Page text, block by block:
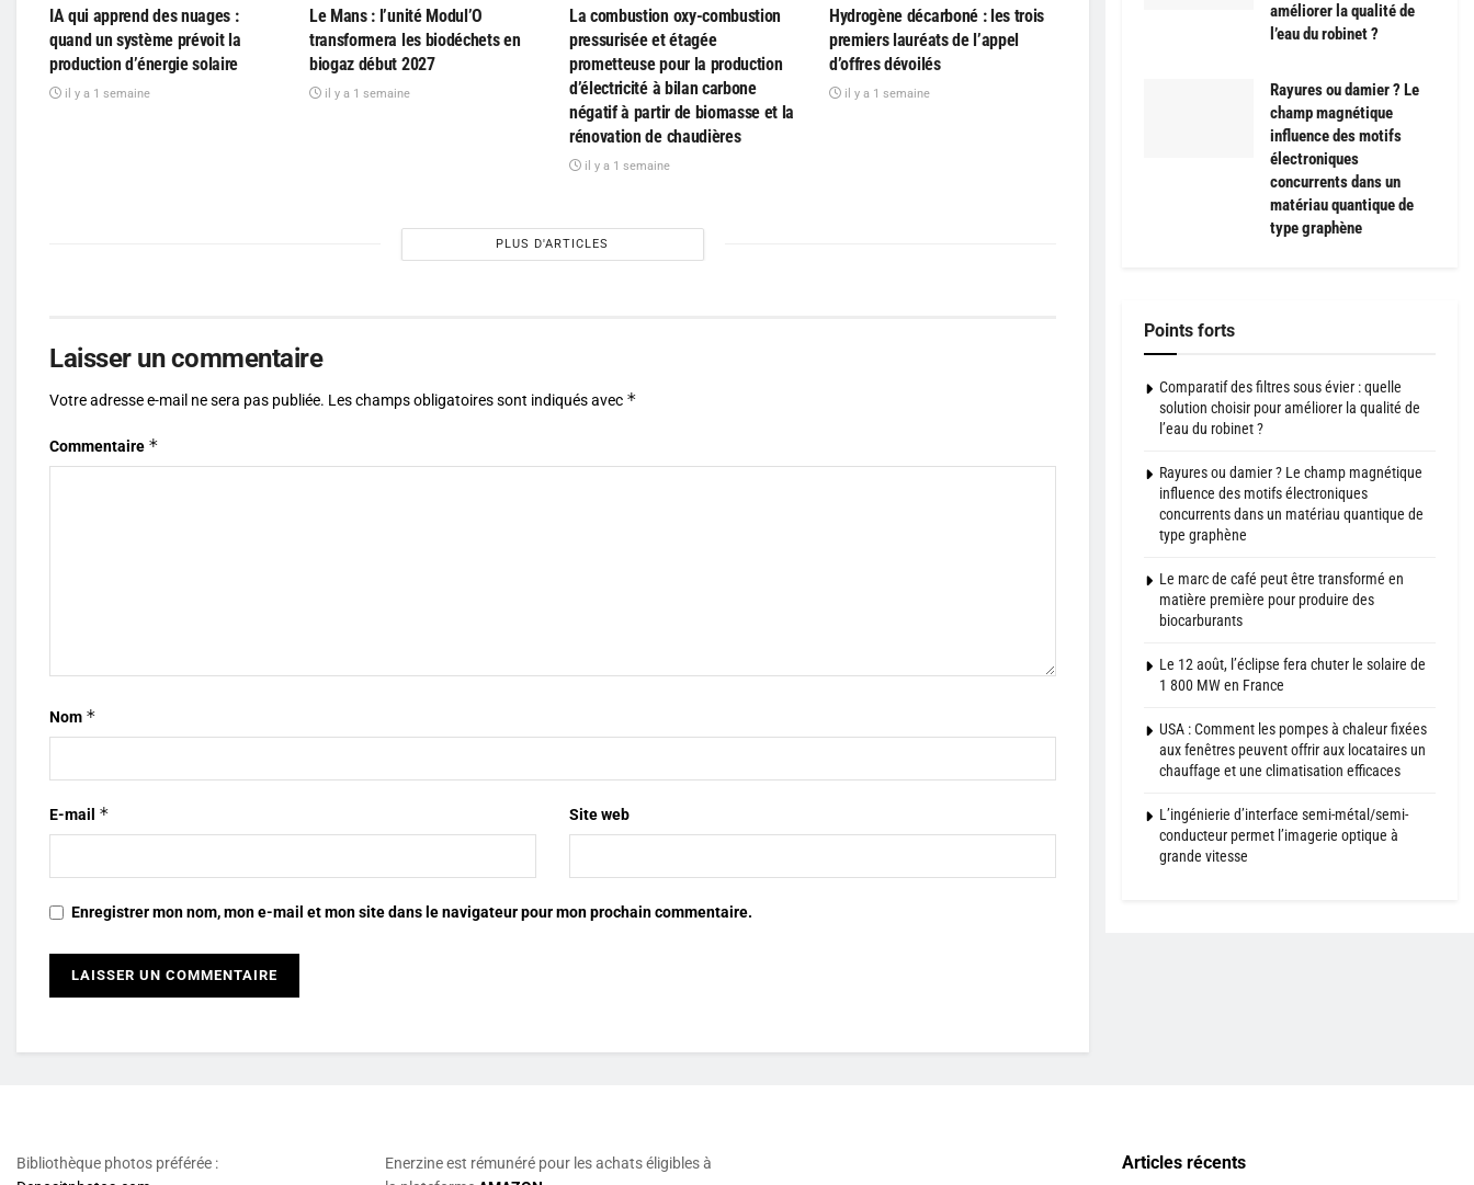
IA qui apprend des nuages :
quand un système prévoit la
production d’énergie solaire
il y a 1 semaine
Le Mans : l’unité Modul’O
transformera les biodéchets en
biogaz début 2027
il y a 1 semaine
La combustion oxy-combustion
pressurisée et étagée
prometteuse pour la production
d’électricité à bilan carbone
négatif à partir de biomasse et la
rénovation de chaudières
il y a 1 semaine
Hydrogène décarboné : les trois
premiers lauréats de l’appel
d’offres dévoilés
il y a 1 semaine
PLUS D'ARTICLES
Laisser un commentaire
Votre adresse e-mail ne sera pas publiée. Les champs obligatoires sont indiqués avec *
Commentaire *
Nom *
E-mail * Site web
Enregistrer mon nom, mon e-mail et mon site dans le navigateur pour mon prochain commentaire.
améliorer la qualité de
l’eau du robinet ?
Rayures ou damier ? Le
champ magnétique
influence des motifs
électroniques
concurrents dans un
matériau quantique de
type graphène
Points forts
Comparatif des filtres sous évier : quelle
solution choisir pour améliorer la qualité de
l’eau du robinet ?
Rayures ou damier ? Le champ magnétique
influence des motifs électroniques
concurrents dans un matériau quantique de
type graphène
Le marc de café peut être transformé en
matière première pour produire des
biocarburants
Le 12 août, l’éclipse fera chuter le solaire de
1 800 MW en France
USA : Comment les pompes à chaleur fixées
aux fenêtres peuvent offrir aux locataires un
chauffage et une climatisation efficaces
L’ingénierie d’interface semi-métal/semi-
conducteur permet l’imagerie optique à
grande vitesse
Bibliothèque photos préférée :
Enerzine est rémunéré pour les achats éligibles à
Articles récents